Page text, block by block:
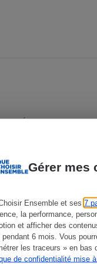
Gérer mes
Ensemble et ses 7
la performance,
et afficher des
pendant 6 mois. Vous
les traceurs » en bas
de confidentialité mise